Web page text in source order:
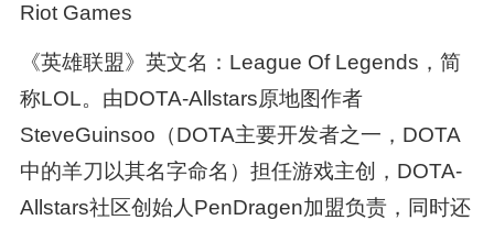
Riot Games
《英雄联盟》英文名：League Of Legends，简
称LOL。由DOTA-Allstars原地图作者
SteveGuinsoo（DOTA主要开发者之一，DOTA
中的羊刀以其名字命名）担任游戏主创，DOTA-
Allstars社区创始人PenDragen加盟负责，同时还